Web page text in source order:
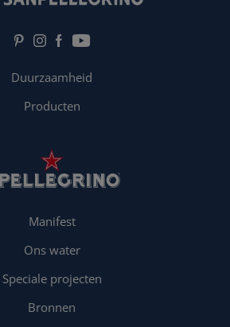
Duurzaamheid
Producten
Manifest
Ons water
Speciale projecten
Bronnen